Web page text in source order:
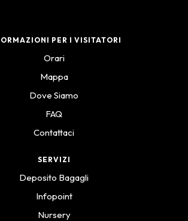
PER I VISITATORI
Orari
Mappa
Dove Siamo
FAQ
Contattaci
SERVIZI
Deposito Bagagli
Infopoint
Nursery